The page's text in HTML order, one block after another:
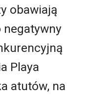
obawiają
negatywny
Playa
atutów, na